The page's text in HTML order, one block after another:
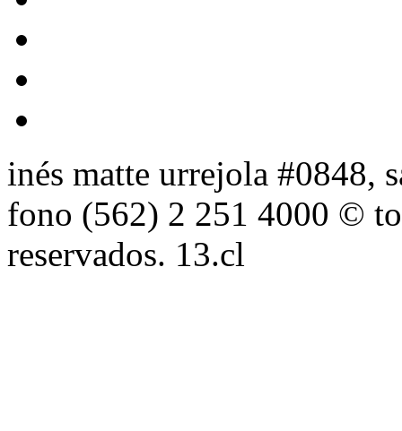
inés matte urrejola #0848,
fono (562) 2 251 4000 ©
reservados. 13.cl